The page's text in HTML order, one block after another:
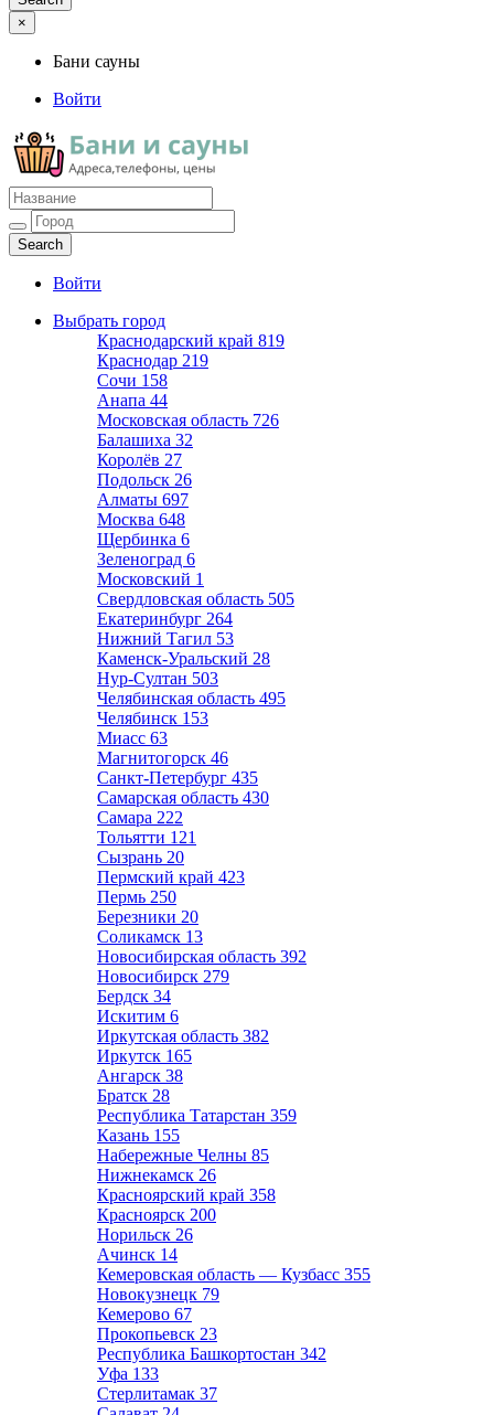
×
Бани сауны
Войти
Бани сауны
Адреса и телефоны
Войти
Выбрать город
Краснодарский край 819
Краснодар 219
Сочи 158
Анапа 44
Московская область 726
Балашиха 32
Королёв 27
Подольск 26
Алматы 697
Москва 648
Щербинка 6
Зеленоград 6
Московский 1
Свердловская область 505
Екатеринбург 264
Нижний Тагил 53
Каменск-Уральский 28
Нур-Султан 503
Челябинская область 495
Челябинск 153
Миасс 63
Магнитогорск 46
Санкт-Петербург 435
Самарская область 430
Самара 222
Тольятти 121
Сызрань 20
Пермский край 423
Пермь 250
Березники 20
Соликамск 13
Новосибирская область 392
Новосибирск 279
Бердск 34
Искитим 6
Иркутская область 382
Иркутск 165
Ангарск 38
Братск 28
Республика Татарстан 359
Казань 155
Набережные Челны 85
Нижнекамск 26
Красноярский край 358
Красноярск 200
Норильск 26
Ачинск 14
Кемеровская область — Кузбасс 355
Новокузнецк 79
Кемерово 67
Прокопьевск 23
Республика Башкортостан 342
Уфа 133
Стерлитамак 37